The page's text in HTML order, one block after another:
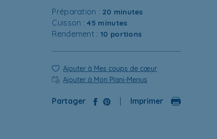
Préparation : 20 minutes
Cuisson :45 minutes
Rendement : 10 portions
Ajouter à Mes coups de cœur
Ajouter à Mon Plani-Menus
Partager Imprimer